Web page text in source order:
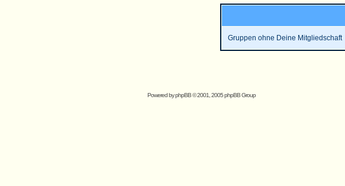
Gruppen ohne Deine Mitgliedschaft
Powered byphpBB© 2001, 2005 phpBB Group